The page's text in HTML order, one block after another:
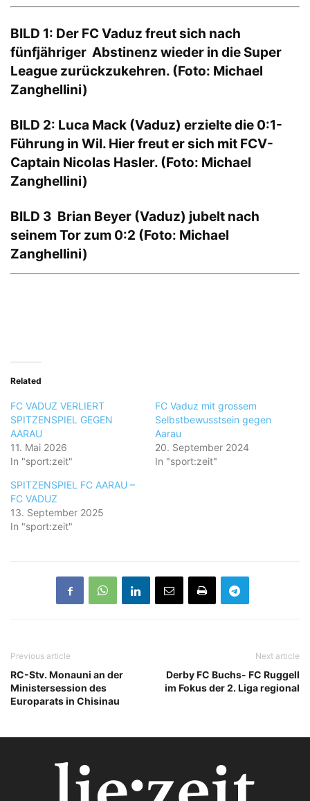
BILD 1: Der FC Vaduz freut sich nach
fünfjähriger Abstinenz wieder in die Super
League zurückzukehren. (Foto: Michael
Zanghellini)
BILD 2: Luca Mack (Vaduz) erzielte die 0:1-
Führung in Wil. Hier freut er sich mit FCV-
Captain Nicolas Hasler. (Foto: Michael
Zanghellini)
BILD 3 Brian Beyer (Vaduz) jubelt nach
seinem Tor zum 0:2 (Foto: Michael
Zanghellini)
Related
FC VADUZ VERLIERT
SPITZENSPIEL GEGEN
AARAU
11. Mai 2026
In "sport:zeit"
FC Vaduz mit grossem
Selbstbewusstsein gegen
Aarau
20. September 2024
In "sport:zeit"
SPITZENSPIEL FC AARAU –
FC VADUZ
13. September 2025
In "sport:zeit"
Previous article
RC-Stv. Monauni an der
Ministersession des
Europarats in Chisinau
Next article
Derby FC Buchs- FC Ruggell
im Fokus der 2. Liga regional